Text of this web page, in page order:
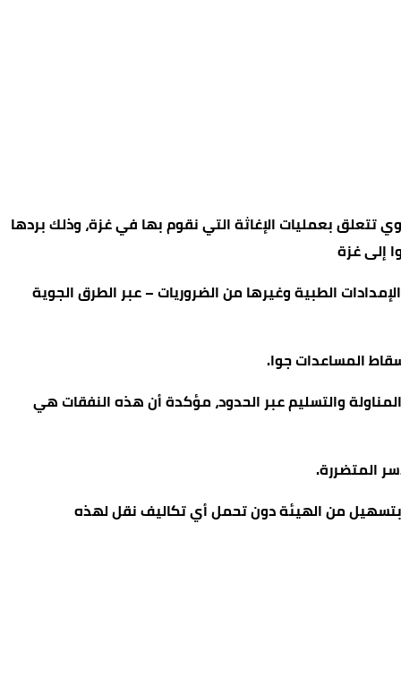
بعمليات الإغاثة التي نقوم بها في غزة، وذلك بردها
الطبية وغيرها من الضروريات – عبر الطرق الجوية
المساعدات جوا.
والتسليم عبر الحدود، مؤكدة أن هذه النفقات هي
المتضررة.
بتسهيل من الهيئة دون تحمل أي تكاليف نقل لهذه